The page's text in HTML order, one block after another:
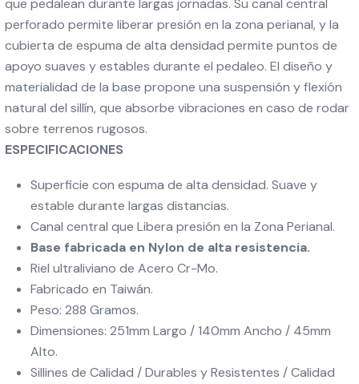
que pedalean durante largas jornadas. Su canal central
perforado permite liberar presión en la zona perianal, y la
cubierta de espuma de alta densidad permite puntos de
apoyo suaves y estables durante el pedaleo. El diseño y
materialidad de la base propone una suspensión y flexión
natural del sillín, que absorbe vibraciones en caso de rodar
sobre terrenos rugosos.
ESPECIFICACIONES
Superficie con espuma de alta densidad. Suave y
estable durante largas distancias.
Canal central que Libera presión en la Zona Perianal.
Base fabricada en Nylon de alta resistencia.
Riel ultraliviano de Acero Cr-Mo.
Fabricado en Taiwán.
Peso: 288 Gramos.
Dimensiones: 251mm Largo / 140mm Ancho / 45mm
Alto.
Sillines de Calidad / Durables y Resistentes / Calidad